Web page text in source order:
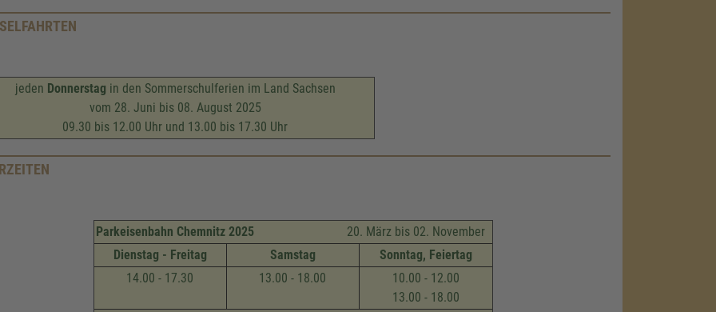
jeden Donnerstag in den Sommerschulferien im Land Sachsen
vom 28. Juni bis 08. August 2025
09.30 bis 12.00 Uhr und 13.00 bis 17.30 Uhr
Parkeisenbahn Chemnitz 202520. März bis 02. November
Dienstag - Freitag
Samstag
Sonntag, Feiertag
14.00 - 17.30
13.00 - 18.00
10.00 - 12.00
13.00 - 18.00